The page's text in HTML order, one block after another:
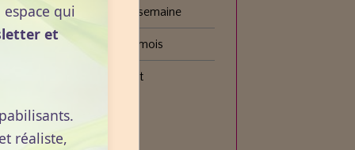
Une fois par semaine
Une fois par mois
Plus rarement
qui
et
réaliste,